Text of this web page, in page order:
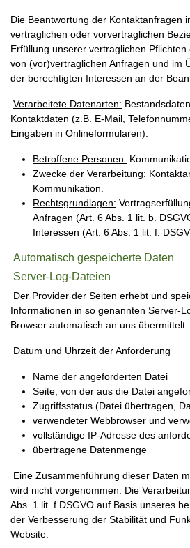
Die Beantwortung der Kontaktanfragen
vertraglichen oder vorvertraglichen
Erfüllung unserer vertraglichen
von (vor)vertraglichen Anfragen und im
der berechtigten Interessen an der
Verarbeitete Datenarten:
Kontaktdaten (z.B. E-Mail,
Eingaben in Onlineformularen).
Betroffene Personen:
Zwecke der Verarbeitung:
Kommunikation.
Rechtsgrundlagen:
Anfragen (Art. 6 Abs. 1 lit. b.
Interessen (Art. 6 Abs. 1 lit. f.
Automatisch gespeicherte Daten
Server-Log-Dateien
Der Provider der Seiten erhebt und
Informationen in so genannten Server-
Browser automatisch an uns übermittelt.
Datum und Uhrzeit der Anforderung
Name der angeforderten Datei
Seite, von der aus die Datei
Zugriffsstatus (Datei übertragen,
verwendeter Webbrowser und
vollständige IP-Adresse des
übertragene Datenmenge
Eine Zusammenführung dieser Daten
wird nicht vorgenommen. Die
Abs. 1 lit. f DSGVO auf Basis unseres
der Verbesserung der Stabilität und
Website.